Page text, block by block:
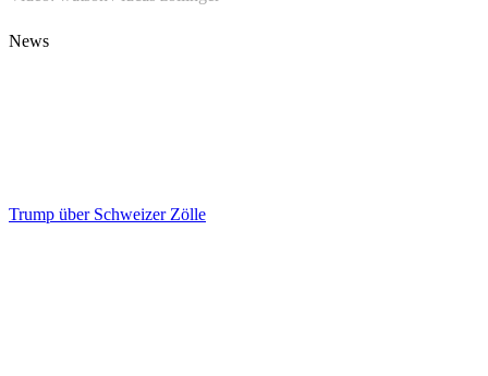
News
Trump über Schweizer Zölle